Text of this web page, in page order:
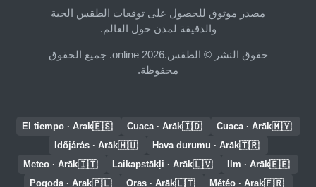
مصدر موثوق للحصول على توقعات الطقس الحية
والدقيقة لمدن حول العالم.
حقوق النشر © الطقس.online 2026. جميع الحقوق
محفوظة.
🇲🇾
Cuaca · Arāk
🇮🇩
Cuaca · Arāk
🇪🇸
El tiempo · Arak
🇹🇷
Hava durumu · Arāk
🇭🇺
Időjárás · Arāk
🇪🇪
Ilm · Arāk
🇱🇻
Laikapstākļi · Arāk
🇮🇹
Meteo · Arāk
🇫🇷
Météo · Arak
🇱🇹
Oras · Arāk
🇵🇱
Pogoda · Arak